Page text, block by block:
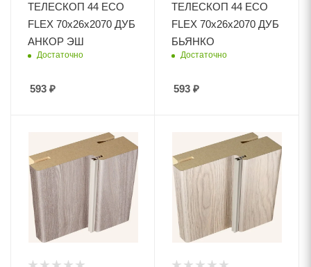
ТЕЛЕСКОП 44 ECO
FLEX 70х26х2070 ДУБ
АНКОР ЭШ
Достаточно
593 ₽
ТЕЛЕСКОП 44 ECO
FLEX 70х26х2070 ДУБ
БЬЯНКО
Достаточно
593 ₽